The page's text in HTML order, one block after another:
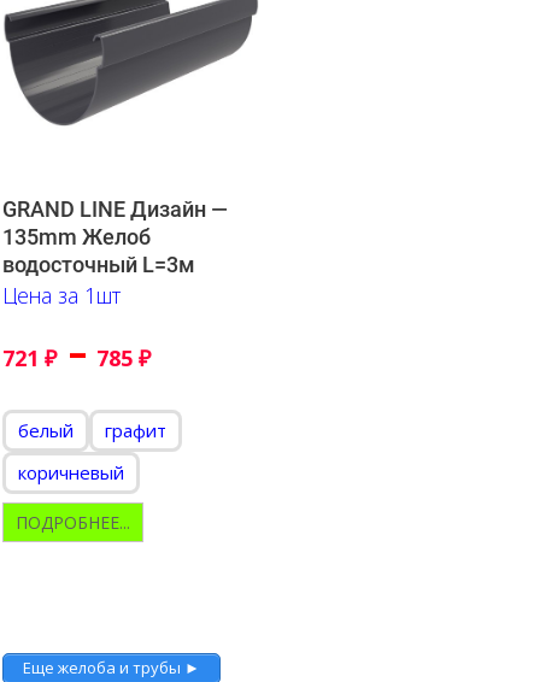
GRAND LINE Дизайн —
135mm Желоб
водосточный L=3м
Цена за 1шт
721 ₽ – 785 ₽
белый
графит
коричневый
ПОДРОБНЕЕ...
Еще желоба и трубы ►